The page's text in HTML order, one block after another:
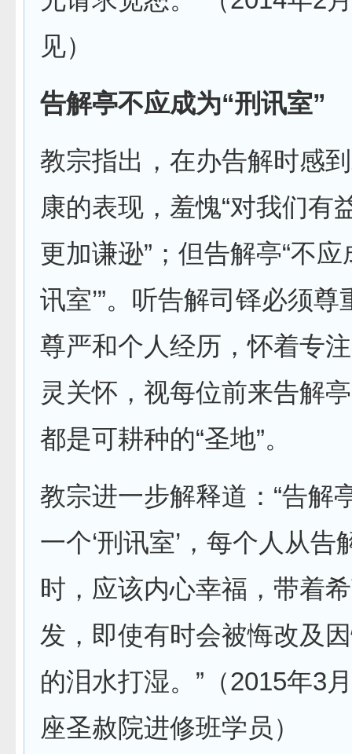
见）
告解亭不应成为“刑讯室”
教宗指出，在办告解时感
康的表现，羞愧“对我们有
更加谦逊”；但告解亭“不应
讯室’”。听告解司铎必须尊
尊严和个人经历，怀着专
灵关怀，视每位前来告解
都是可耕种的“圣地”。
教宗进一步解释道：“告解
一个‘刑讯室’，每个人从告
时，应该内心幸福，带着
发，即使有时会被悔改及
的泪水打湿。”（2015年3
座圣赦院进修班学员）